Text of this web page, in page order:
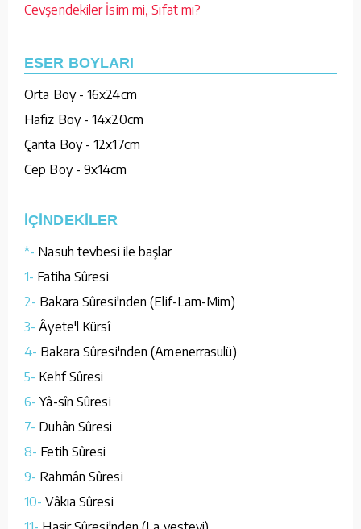
Cevşendekiler İsim mi, Sıfat mı?
ESER BOYLARI
Orta Boy - 16x24cm
Hafız Boy - 14x20cm
Çanta Boy - 12x17cm
Cep Boy - 9x14cm
İÇİNDEKİLER
*- Nasuh tevbesi ile başlar
1- Fatiha Sûresi
2- Bakara Sûresi'nden (Elif-Lam-Mim)
3- Âyete'l Kürsî
4- Bakara Sûresi'nden (Amenerrasulü)
5- Kehf Sûresi
6- Yâ-sîn Sûresi
7- Duhân Sûresi
8- Fetih Sûresi
9- Rahmân Sûresi
10- Vâkıa Sûresi